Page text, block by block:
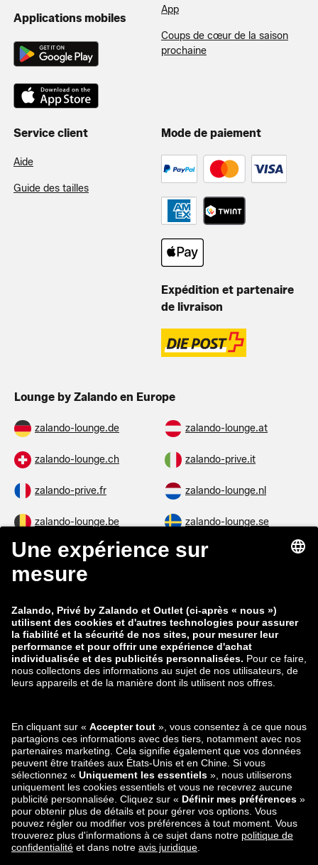
Applications mobiles
App
Coups de cœur de la saison
prochaine
Service client
Aide
Guide des tailles
Mode de paiement
Expédition et partenaire
de livraison
Lounge by Zalando en Europe
zalando-lounge.de zalando-lounge.at
zalando-lounge.ch zalando-prive.it
zalando-prive.fr zalando-lounge.nl
zalando-lounge.be zalando-lounge.se
zalando-lounge.fi zalando-lounge.dk
zalando-lounge.co.uk
zalando-prive.es zalando-lounge.cz
zalando-lounge.lt zalando-lounge.sk
zalando-lounge.ro zalando-lounge.hr
zalando-lounge.lu zalando-lounge.ee
zalando-lounge.lv zalando-lounge.no
Retrouvez-nous
aussi sur